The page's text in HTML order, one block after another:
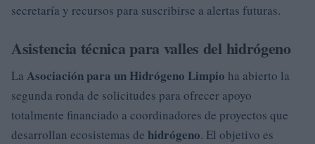
secretaría y recursos para suscribirse a alertas futuras.
Asistencia técnica para valles del hidrógeno
La Asociación para un Hidrógeno Limpio ha abierto la
segunda ronda de solicitudes para ofrecer apoyo
totalmente financiado a coordinadores de proyectos que
desarrollan ecosistemas de hidrógeno. El objetivo es